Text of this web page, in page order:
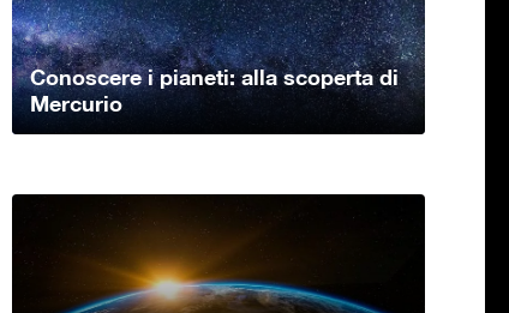
Conoscere i pianeti: alla scoperta di
Mercurio